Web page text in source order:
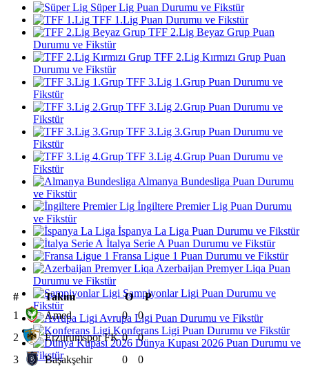
Süper Lig Puan Durumu ve Fikstür
TFF 1.Lig Puan Durumu ve Fikstür
TFF 2.Lig Beyaz Grup Puan
Durumu ve Fikstür
TFF 2.Lig Kırmızı Grup Puan
Durumu ve Fikstür
TFF 3.Lig 1.Grup Puan Durumu ve
Fikstür
TFF 3.Lig 2.Grup Puan Durumu ve
Fikstür
TFF 3.Lig 3.Grup Puan Durumu ve
Fikstür
TFF 3.Lig 4.Grup Puan Durumu ve
Fikstür
Almanya Bundesliga Puan Durumu
ve Fikstür
İngiltere Premier Lig Puan Durumu
ve Fikstür
İspanya La Liga Puan Durumu ve Fikstür
İtalya Serie A Puan Durumu ve Fikstür
Fransa Ligue 1 Puan Durumu ve Fikstür
Azerbaijan Premyer Liqa Puan
Durumu ve Fikstür
Şampiyonlar Ligi Puan Durumu ve
Fikstür
Avrupa Ligi Puan Durumu ve Fikstür
Konferans Ligi Puan Durumu ve Fikstür
Dünya Kupası 2026 Puan Durumu ve
Fikstür
# Takım O
P
1
Amed 0
0
2
Erzurumspor FK 0
0
3
Başakşehir 0
0